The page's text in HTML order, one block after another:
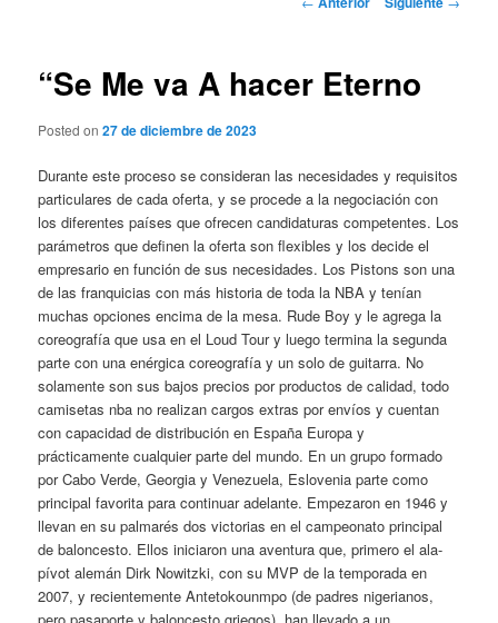
“Se Me va A hacer Eterno
Posted on27 de diciembre de 2023
Durante este proceso se consideran las necesidades y requisitos
particulares de cada oferta, y se procede a la negociación con
los diferentes países que ofrecen candidaturas competentes. Los
parámetros que definen la oferta son flexibles y los decide el
empresario en función de sus necesidades. Los Pistons son una
de las franquicias con más historia de toda la NBA y tenían
muchas opciones encima de la mesa. Rude Boy y le agrega la
coreografía que usa en el Loud Tour y luego termina la segunda
parte con una enérgica coreografía y un solo de guitarra. No
solamente son sus bajos precios por productos de calidad, todo
camisetas nba no realizan cargos extras por envíos y cuentan
con capacidad de distribución en España Europa y
prácticamente cualquier parte del mundo. En un grupo formado
por Cabo Verde, Georgia y Venezuela, Eslovenia parte como
principal favorita para continuar adelante. Empezaron en 1946 y
llevan en su palmarés dos victorias en el campeonato principal
de baloncesto. Ellos iniciaron una aventura que, primero el ala-
pívot alemán Dirk Nowitzki, con su MVP de la temporada en
2007, y recientemente Antetokounmpo (de padres nigerianos,
pero pasaporte y baloncesto griegos), han llevado a un